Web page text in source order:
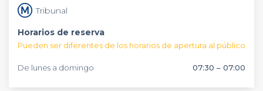
otros.
Tribunal
Horarios de reserva
Pueden ser diferentes de los horarios de apertura al público
De lunes a domingo 07:30 – 07:00